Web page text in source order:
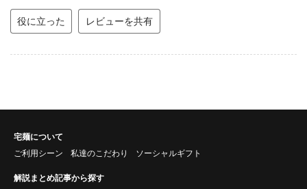
役に立った レビューを共有
宅麺について
ご利用シーン
私達のこだわり ソーシャルギフト
解説まとめ記事から探す